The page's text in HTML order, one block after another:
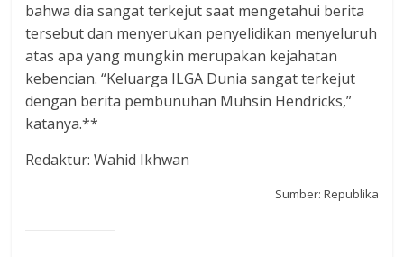
bahwa dia sangat terkejut saat mengetahui berita
tersebut dan menyerukan penyelidikan menyeluruh
atas apa yang mungkin merupakan kejahatan
kebencian. “Keluarga ILGA Dunia sangat terkejut
dengan berita pembunuhan Muhsin Hendricks,”
katanya.**
Redaktur: Wahid Ikhwan
Sumber: Republika